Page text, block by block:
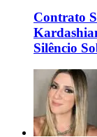
Contrato
Silêncio